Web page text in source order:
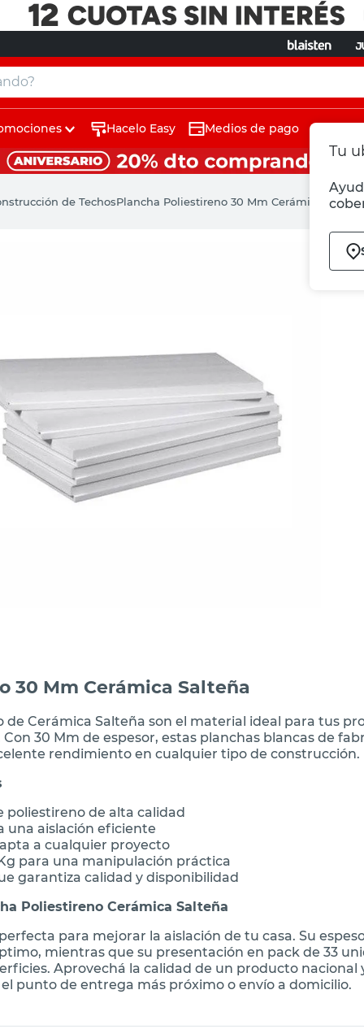
Tu
Hacelo Easy Medios de pago
de TechosPlancha Poliestireno 30 Mm Cerámica
30 Mm Cerámica Salteña
de Cerámica Salteña son el material ideal para tus
30 Mm de espesor, estas planchas blancas de
rendimiento en cualquier tipo de construcción.
poliestireno de alta calidad
una aislación eficiente
a cualquier proyecto
para una manipulación práctica
garantiza calidad y disponibilidad
Poliestireno Cerámica Salteña
para mejorar la aislación de tu casa. Su
mientras que su presentación en pack de 33
Aprovechá la calidad de un producto nacional
punto de entrega más próximo o envío a domicilio.